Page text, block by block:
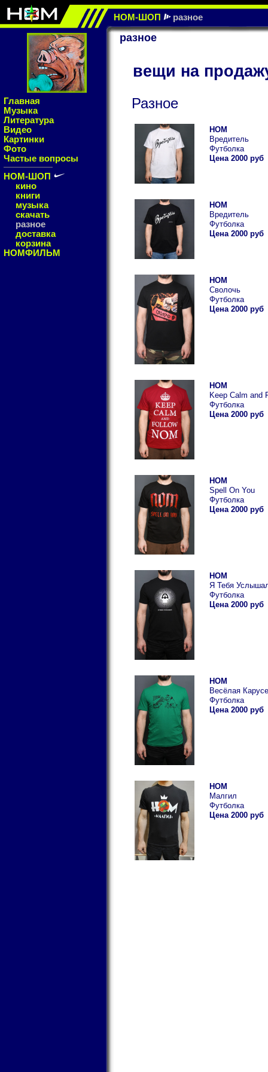
НОМ-ШОП разное
Главная
Музыка
Литература
Видео
Картинки
Фото
Частые вопросы
НОМ-ШОП
кино
книги
музыка
скачать
разное
доставка
корзина
НОМФИЛЬМ
разное
вещи на
Разное
НОМ
Вредитель
Футболка
Цена 2000 руб
НОМ
Вредитель
Футболка
Цена 2000 руб
НОМ
Сволочь
Футболка
Цена 2000 руб
НОМ
Keep Calm and
Футболка
Цена 2000 руб
НОМ
Spell On You
Футболка
Цена 2000 руб
НОМ
Я Тебя
Футболка
Цена 2000 руб
НОМ
Весёлая
Футболка
Цена 2000 руб
НОМ
Малгил
Футболка
Цена 2000 руб